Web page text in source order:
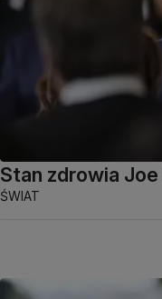
Stan zdrowia Joe
ŚWIAT